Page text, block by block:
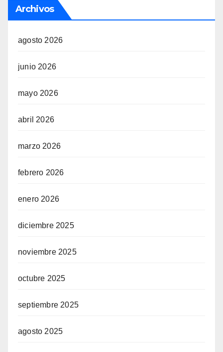
Archivos
agosto 2026
junio 2026
mayo 2026
abril 2026
marzo 2026
febrero 2026
enero 2026
diciembre 2025
noviembre 2025
octubre 2025
septiembre 2025
agosto 2025